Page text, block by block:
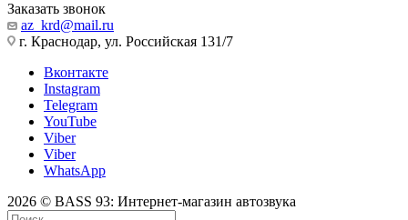
Заказать звонок
az_krd@mail.ru
г. Краснодар, ул. Российская 131/7
Вконтакте
Instagram
Telegram
YouTube
Viber
Viber
WhatsApp
2026 © BASS 93: Интернет-магазин автозвука